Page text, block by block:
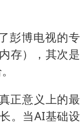
彭博电视的专
存），其次是
正意义上的最
。当AI基础设